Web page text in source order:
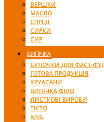
ВЕРШКИ
МАСЛО
СПРЕД
СИРКИ
СИР
ВИПІЧКА
БУЛОЧКИ ДЛЯ ФАСТ-
ГОТОВА ПРОДУКЦІЯ
КРУАСАНИ
ВИПІЧКА ФІЛО
ЛИСТКОВІ ВИРОБИ
ТІСТО
ХЛІБ